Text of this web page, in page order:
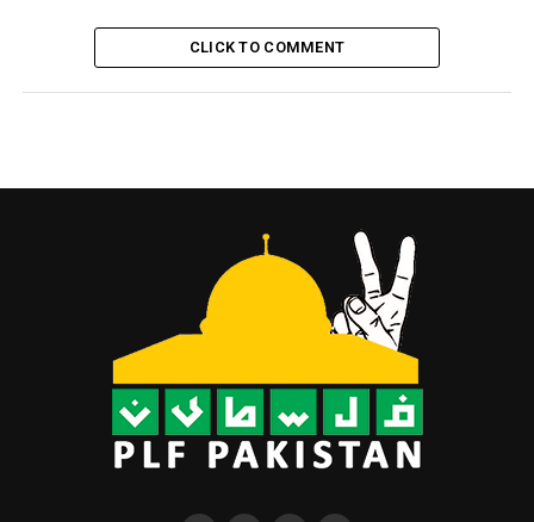
CLICK TO COMMENT